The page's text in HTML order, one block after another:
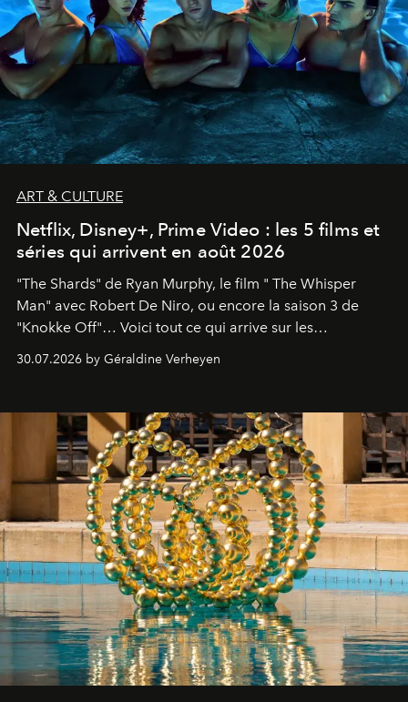
ART & CULTURE
Netflix, Disney+, Prime Video : les 5 films et
séries qui arrivent en août 2026
"The Shards" de Ryan Murphy, le film " The Whisper
Man" avec Robert De Niro, ou encore la saison 3 de
"Knokke Off"… Voici tout ce qui arrive sur les
30.07.2026 by Géraldine Verheyen